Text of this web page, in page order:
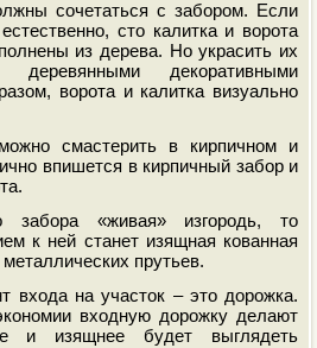
сочетаться с забором. Если
сто калитка и ворота
из дерева. Но украсить их
декоративными
ворота и калитка визуально
смастерить в кирпичном и
впишется в кирпичный забор и
«живая» изгородь, то
к ней станет изящная кованная
прутьев.
входа на участок – это дорожка.
входную дорожку делают
и изящнее будет выглядеть